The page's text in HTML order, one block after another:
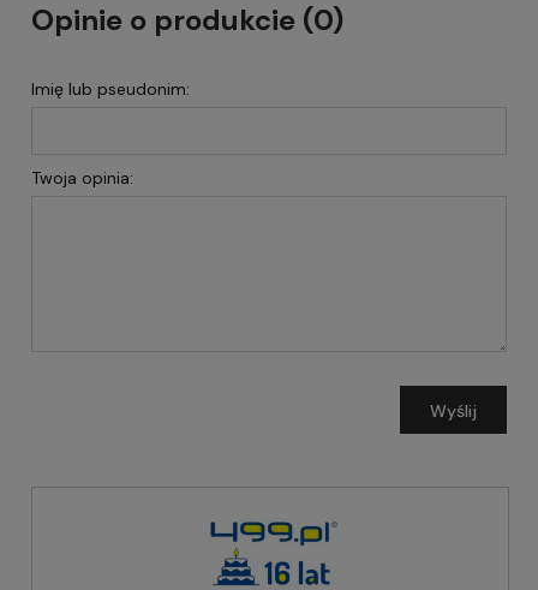
Opinie o produkcie (0)
Imię lub pseudonim:
Twoja opinia:
Wyślij